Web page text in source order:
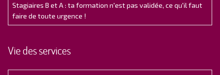
Stagiaires B et A : ta formation n'est pas validée, ce qu'il faut
faire de toute urgence !
Vie des services